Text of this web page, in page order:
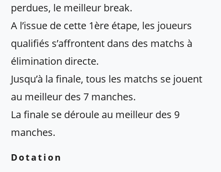
perdues, le meilleur break.
A l’issue de cette 1ère étape, les joueurs
qualifiés s’affrontent dans des matchs à
élimination directe.
Jusqu’à la finale, tous les matchs se jouent
au meilleur des 7 manches.
La finale se déroule au meilleur des 9
manches.
Dotation